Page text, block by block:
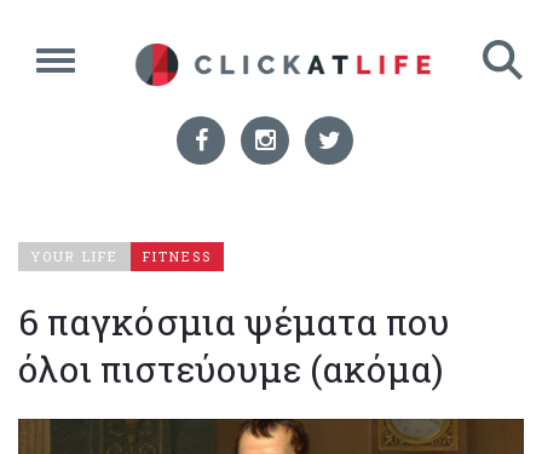
YOUR LIFE FITNESS
6 παγκόσμια ψέματα που
όλοι πιστεύουμε (ακόμα)